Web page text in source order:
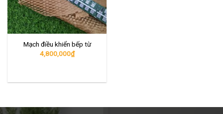
Mạch điều khiển bếp từ
4,800,000₫